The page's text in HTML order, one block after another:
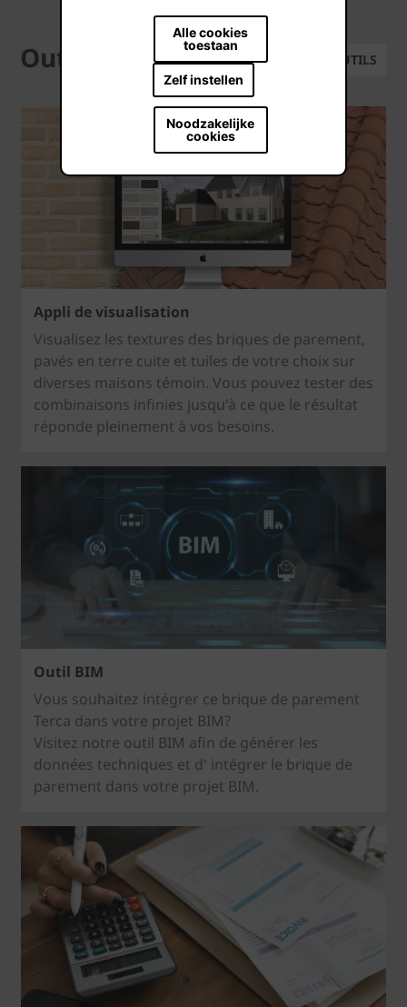
Alle cookies
toestaan
Zelf instellen
Noodzakelijke
cookies
Outils TOUS LES OUTILS
Appli de visualisation
Visualisez les textures des briques de parement,
pavés en terre cuite et tuiles de votre choix sur
diverses maisons témoin. Vous pouvez tester des
combinaisons infinies jusqu'à ce que le résultat
réponde pleinement à vos besoins.
Outil BIM
Vous souhaitez intégrer ce brique de parement
Terca dans votre projet BIM?
Visitez notre outil BIM afin de générer les
données techniques et d' intégrer le brique de
parement dans votre projet BIM.